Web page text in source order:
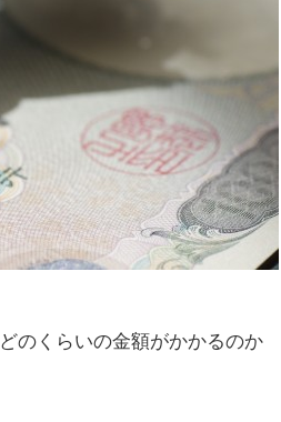
のくらいの金額がかかるのか